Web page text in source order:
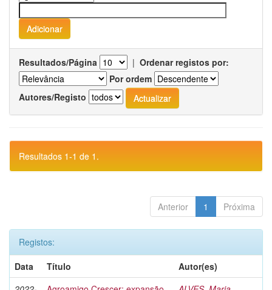
Resultados/Página | Ordenar registos por:
Por ordem
Autores/Registo
Resultados 1-1 de 1.
Anterior 1 Próxima
Registos:
Data
Título
Autor(es)